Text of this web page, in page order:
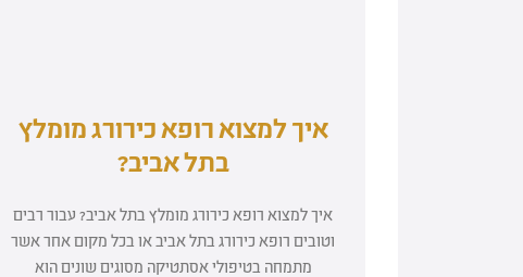
איך למצוא רופא כירורג מומלץ
בתל אביב?
איך למצוא רופא כירורג מומלץ בתל אביב? עבור רבים
וטובים רופא כירורג בתל אביב או בכל מקום אחר אשר
מתמחה בטיפולי אסתטיקה מסוגים שונים הוא